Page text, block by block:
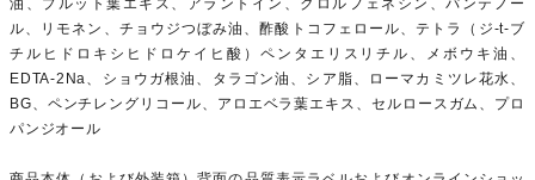
油、プルット葉エキス、アラントイン、クロルフェネシン、パンテノー
ル、リモネン、チョウジつぼみ油、酢酸トコフェロール、テトラ（ジ-t-ブ
チルヒドロキシヒドロケイヒ酸）ペンタエリスリチル、メボウキ油、
EDTA-2Na、ショウガ根油、タラゴン油、シア脂、ローマカミツレ花水、
BG、ペンチレングリコール、アロエベラ葉エキス、セルロースガム、プロ
パンジオール